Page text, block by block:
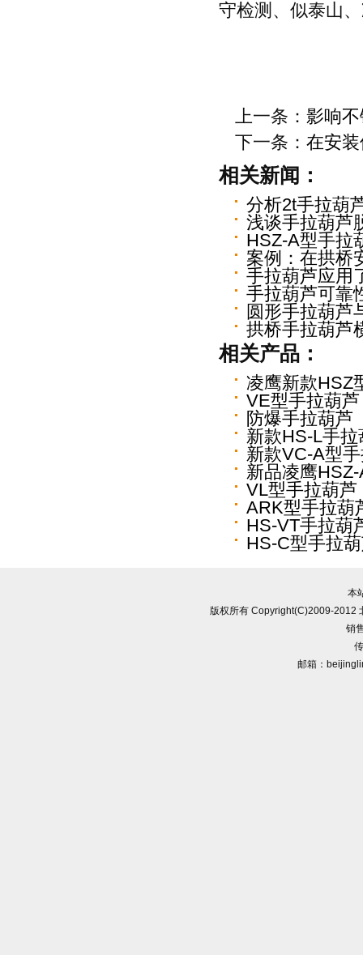
守检测、似泰山
上一条： 影响
下一条： 在安
相关新闻：
分析2t手拉葫
浅谈手拉葫芦
HSZ-A型手拉
案例：在拱桥
手拉葫芦应用
手拉葫芦可靠
圆形手拉葫芦
拱桥手拉葫芦
相关产品：
凌鹰新款HSZ
VE型手拉葫芦
防爆手拉葫芦
新款HS-L手拉
新款VC-A型
新品凌鹰
VL型手拉葫芦
ARK型手拉葫
HS-VT手拉葫
HS-C型手拉
本
版权所有 Copyright(C)2009-2012
销
邮箱：